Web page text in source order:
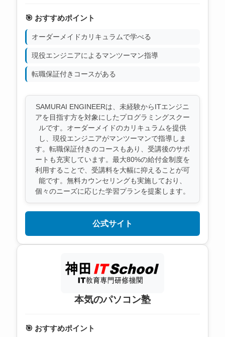
🎯 おすすめポイント
オーダーメイドカリキュラムで学べる
現役エンジニアによるマンツーマン指導
転職保証付きコースがある
SAMURAI ENGINEERは、未経験からITエンジニ
アを目指す方を対象にしたプログラミングスクー
ルです。オーダーメイドのカリキュラムを提供
し、現役エンジニアがマンツーマンで指導しま
す。転職保証付きのコースもあり、受講後のサポ
ートも充実しています。最大80%の給付金制度を
利用することで、受講料を大幅に抑えることが可
能です。無料カウンセリングも実施しており、
個々のニーズに応じた学習プランを提案します。
公式サイト
本気のパソコン塾
🎯 おすすめポイント